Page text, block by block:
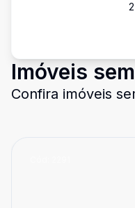
2
Imóveis
Confira imóveis